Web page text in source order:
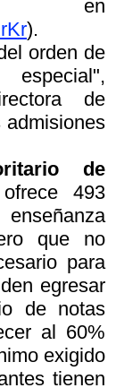
en
).
orden de
de
de
ofrece 493
que no
para
egresar
de notas
al 60%
exigido
tienen